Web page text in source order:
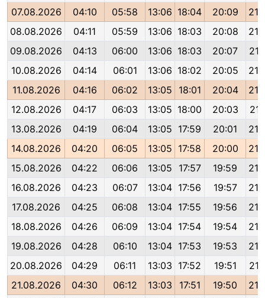
07.08.2026 04:10 05:58 13:06 18:04 20:09
08.08.2026
04:11 05:59 13:06 18:03 20:08
09.08.2026
04:13 06:00 13:06 18:03 20:07
10.08.2026
04:14 06:01 13:06 18:02 20:05
11.08.2026
04:16 06:02 13:05 18:01 20:04
12.08.2026
04:17 06:03 13:05 18:00 20:03
13.08.2026
04:19 06:04 13:05 17:59 20:01
14.08.2026
04:20 06:05 13:05 17:58 20:00
15.08.2026
04:22 06:06 13:05 17:57 19:59
16.08.2026
04:23 06:07 13:04 17:56 19:57
17.08.2026
04:25 06:08 13:04 17:55 19:56
18.08.2026
04:26 06:09 13:04 17:54 19:54
19.08.2026
04:28 06:10 13:04 17:53 19:53
20.08.2026
04:29 06:11 13:03 17:52 19:51
21.08.2026
04:30 06:12 13:03 17:51 19:50